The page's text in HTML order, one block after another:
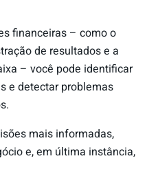
financeiras – como o
de resultados e a
– você pode identificar
e detectar problemas
mais informadas,
e, em última instância,